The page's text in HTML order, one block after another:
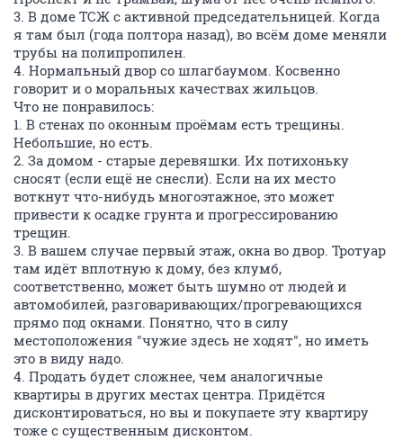
3. В доме ТСЖ с активной председательницей. Когда
я там был (года полтора назад), во всём доме меняли
трубы на полипропилен.
4. Нормальный двор со шлагбаумом. Косвенно
говорит и о моральных качествах жильцов.
Что не понравилось:
1. В стенах по оконным проёмам есть трещины.
Небольшие, но есть.
2. За домом - старые деревяшки. Их потихоньку
сносят (если ещё не снесли). Если на их место
воткнут что-нибудь многоэтажное, это может
привести к осадке грунта и прогрессированию
трещин.
3. В вашем случае первый этаж, окна во двор. Тротуар
там идёт вплотную к дому, без клумб,
соответственно, может быть шумно от людей и
автомобилей, разговаривающих/прогревающихся
прямо под окнами. Понятно, что в силу
местоположения "чужие здесь не ходят", но иметь
это в виду надо.
4. Продать будет сложнее, чем аналогичные
квартиры в других местах центра. Придётся
дисконтироваться, но вы и покупаете эту квартиру
тоже с существенным дисконтом.